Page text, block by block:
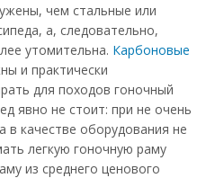
чем стальные или
а, следовательно,
утомительна. Карбоновые
и практически
для походов гоночный
явно не стоит: при не очень
качестве оборудования не
легкую гоночную раму
из среднего ценового